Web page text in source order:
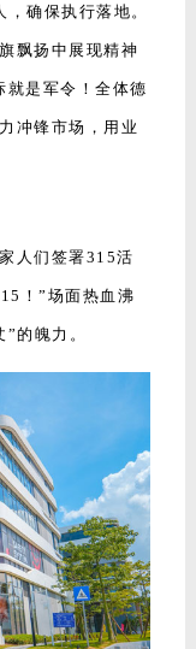
，确保执行落地。
飘扬中展现精神
就是军令！全体德
冲锋市场，用业
人们签署315活
！”场面热血沸
的魄力。